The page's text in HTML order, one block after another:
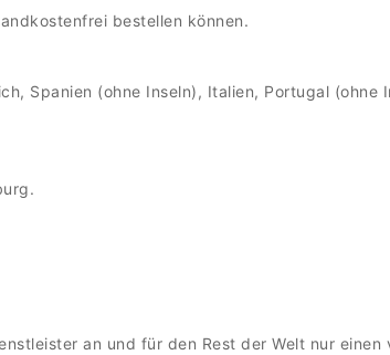
bestellen können.
Spanien (ohne Inseln), Italien, Portugal
an und für den Rest der Welt nur einen